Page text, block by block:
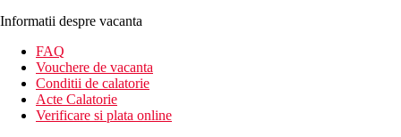
Informatii despre vacanta
FAQ
Vouchere de vacanta
Conditii de calatorie
Acte Calatorie
Verificare si plata online